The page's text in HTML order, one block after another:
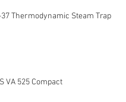
Thermodynamic Steam Trap
VA 525 Compact